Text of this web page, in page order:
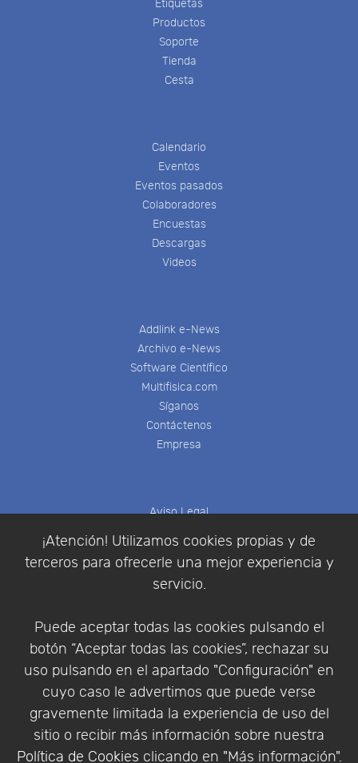
¡Atención! Utilizamos cookies propias y de
terceros para ofrecerle una mejor experiencia y
servicio.
Puede aceptar todas las cookies pulsando el
botón “Aceptar todas las cookies”, rechazar su
uso pulsando en el apartado "Configuración" en
cuyo caso le advertimos que puede verse
gravemente limitada la experiencia de uso del
sitio o recibir más información sobre nuestra
Política de Cookies clicando en "Más información".
Etiquetas
Productos
Soporte
Tienda
Cesta
Calendario
Eventos
Eventos pasados
Colaboradores
Encuestas
Descargas
Videos
Addlink e-News
Archivo e-News
Software Científico
Multifisica.com
Síganos
Contáctenos
Empresa
Aviso Legal
Política de Privacidad
Condiciones de compra
Identificarse
Empresa|Aviso Legal| Política de Privacidad |
Política de Cookies
© Copyright 1994 - 2026. Addlink Software